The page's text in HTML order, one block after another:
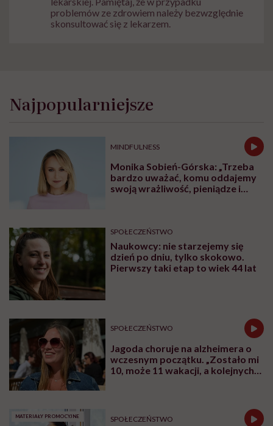
problemów ze zdrowiem należy bezwzględnie
skonsultować się z lekarzem.
Najpopularniejsze
MINDFULNESS
Monika Sobień-Górska: „Trzeba
bardzo uważać, komu oddajemy
swoją wrażliwość, pieniądze i
SPOŁECZEŃSTWO
Naukowcy: nie starzejemy się
dzień po dniu, tylko skokowo.
Pierwszy taki etap to wiek 44 lat
SPOŁECZEŃSTWO
Jagoda choruje na alzheimera o
wczesnym początku. „Zostało mi
10, może 11 wakacji, a kolejnych
MATERIAŁY PROMOCYJNE SPOŁECZEŃSTWO